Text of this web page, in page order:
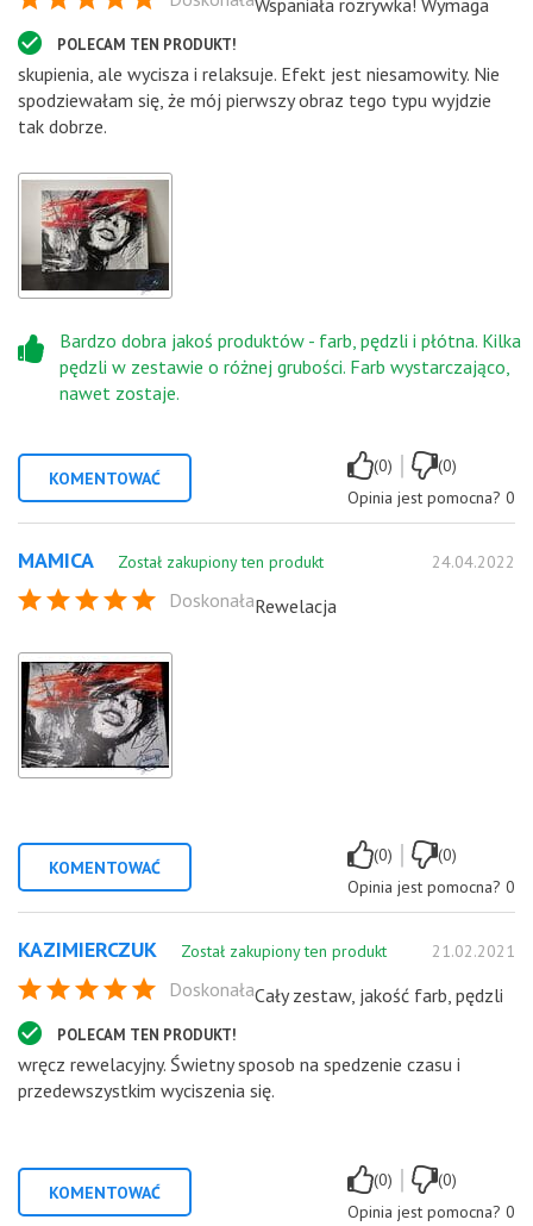
POLECAM TEN PRODUKT!
skupienia, ale wycisza i relaksuje. Efekt jest niesamowity. Nie
spodziewałam się, że mój pierwszy obraz tego typu wyjdzie
tak dobrze.
Bardzo dobra jakoś produktów - farb, pędzli i płótna. Kilka
pędzli w zestawie o różnej grubości. Farb wystarczająco,
nawet zostaje.
KOMENTOWAĆ
(0) |
(0)
Opinia jest pomocna? 0
MAMICA Został zakupiony ten produkt 24.04.2022
DoskonałaRewelacja
KOMENTOWAĆ
(0) |
(0)
Opinia jest pomocna? 0
KAZIMIERCZUK Został zakupiony ten produkt 21.02.2021
Doskonała
POLECAM TEN PRODUKT!
Cały zestaw, jakość farb, pędzli
wręcz rewelacyjny. Świetny sposob na spedzenie czasu i
przedewszystkim wyciszenia się.
KOMENTOWAĆ
(0) |
(0)
Opinia jest pomocna? 0